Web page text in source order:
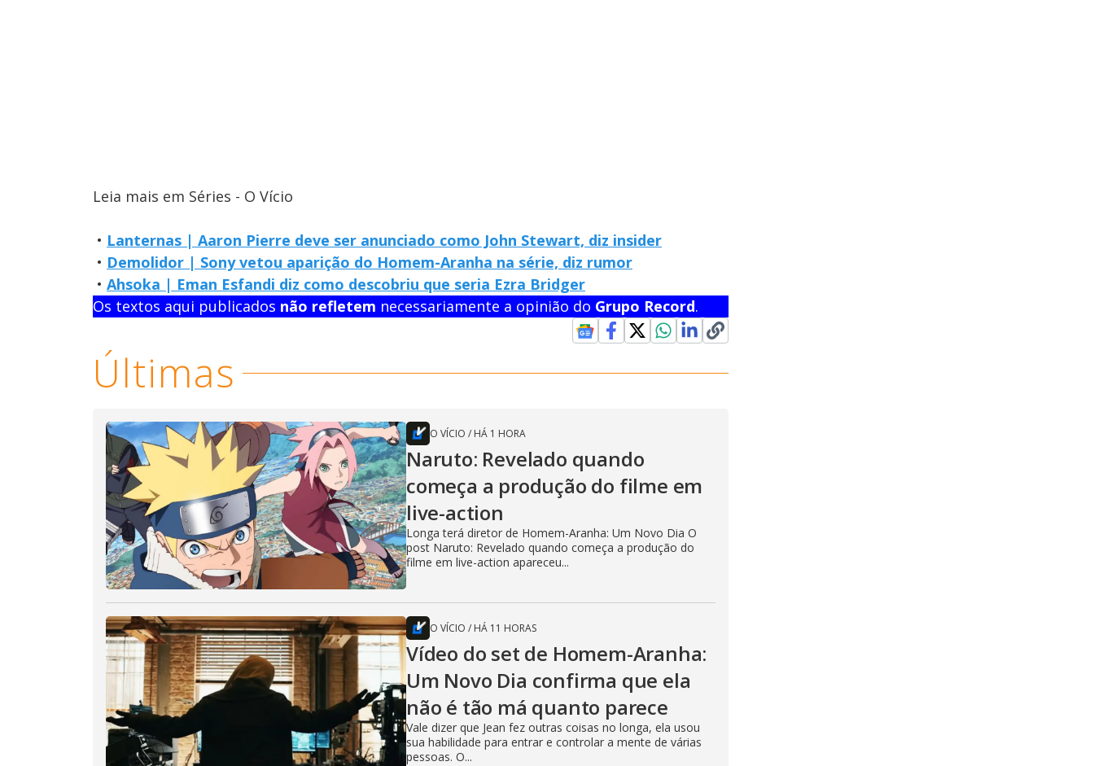
Leia mais em Séries - O Vício
• Lanternas | Aaron Pierre deve ser anunciado como John Stewart, diz insider
• Demolidor | Sony vetou aparição do Homem-Aranha na série, diz rumor
• Ahsoka | Eman Esfandi diz como descobriu que seria Ezra Bridger
Os textos aqui publicados não refletem necessariamente a opinião do Grupo Record.
Últimas
O VÍCIO / HÁ 1 HORA
Naruto: Revelado quando
começa a produção do filme em
live-action
Longa terá diretor de Homem-Aranha: Um Novo Dia O
post Naruto: Revelado quando começa a produção do
filme em live-action apareceu...
O VÍCIO / HÁ 11 HORAS
Vídeo do set de Homem-Aranha:
Um Novo Dia confirma que ela
não é tão má quanto parece
Vale dizer que Jean fez outras coisas no longa, ela usou
sua habilidade para entrar e controlar a mente de várias
pessoas. O...